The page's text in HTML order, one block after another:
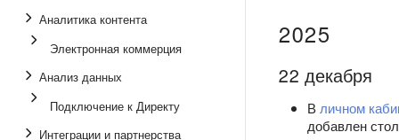
Аналитика контента
Электронная коммерция
Анализ данных
Подключение к Директу
Интеграции и партнерства
2025
22 декабря
В личном
добавлен